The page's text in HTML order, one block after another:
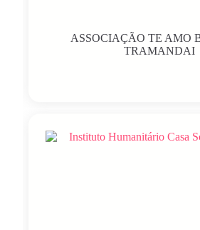
ASSOCIAÇÃO TE AMO
TRAMANDAI